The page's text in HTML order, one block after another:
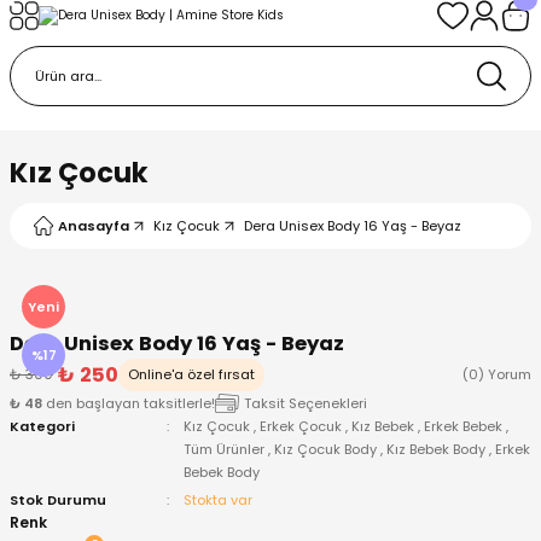
Kız Çocuk
Anasayfa Kız Çocuk Dera Unisex Body 16 Yaş - Beyaz
Yeni
%17
Dera Unisex Body 16 Yaş - Beyaz
₺ 300 ₺ 250 Online'a özel fırsat
(0) Yorum
₺ 48 den başlayan taksitlerle!
Taksit Seçenekleri
Kategori
Kız Çocuk , Erkek Çocuk , Kız Bebek , Erkek Bebek ,
Tüm Ürünler , Kız Çocuk Body , Kız Bebek Body , Erkek
Bebek Body
Stok Durumu
Stokta var
Renk
Giyim
Bere ve Eldiven
Bere ve Eldiven
Body
ve Patik
Çıkışı ve Zıbın Seti
Ürünleri